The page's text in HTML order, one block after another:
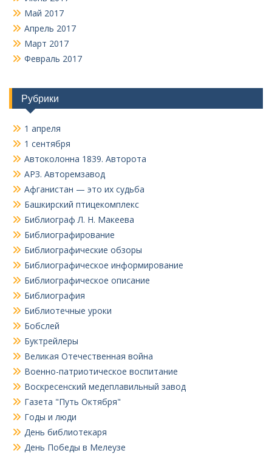
Май 2017
Апрель 2017
Март 2017
Февраль 2017
Рубрики
1 апреля
1 сентября
Автоколонна 1839. Авторота
АРЗ. Авторемзавод
Афганистан — это их судьба
Башкирский птицекомплекс
Библиограф Л. Н. Макеева
Библиографирование
Библиографические обзоры
Библиографическое информирование
Библиографическое описание
Библиография
Библиотечные уроки
Бобслей
Буктрейлеры
Великая Отечественная война
Военно-патриотическое воспитание
Воскресенский медеплавильный завод
Газета "Путь Октября"
Годы и люди
День библиотекаря
День Победы в Мелеузе